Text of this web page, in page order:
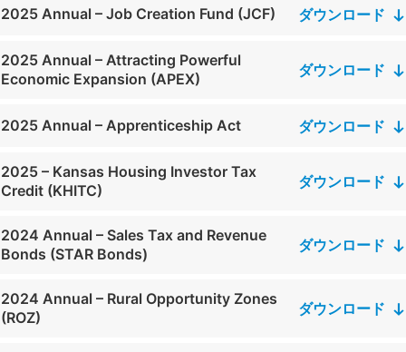
2025 Annual – Job Creation Fund (JCF) ダウンロード
2025 Annual – Attracting Powerful
Economic Expansion (APEX)
ダウンロード
2025 Annual – Apprenticeship Act ダウンロード
2025 – Kansas Housing Investor Tax
Credit (KHITC)
ダウンロード
2024 Annual – Sales Tax and Revenue
Bonds (STAR Bonds)
ダウンロード
2024 Annual – Rural Opportunity Zones
(ROZ)
ダウンロード